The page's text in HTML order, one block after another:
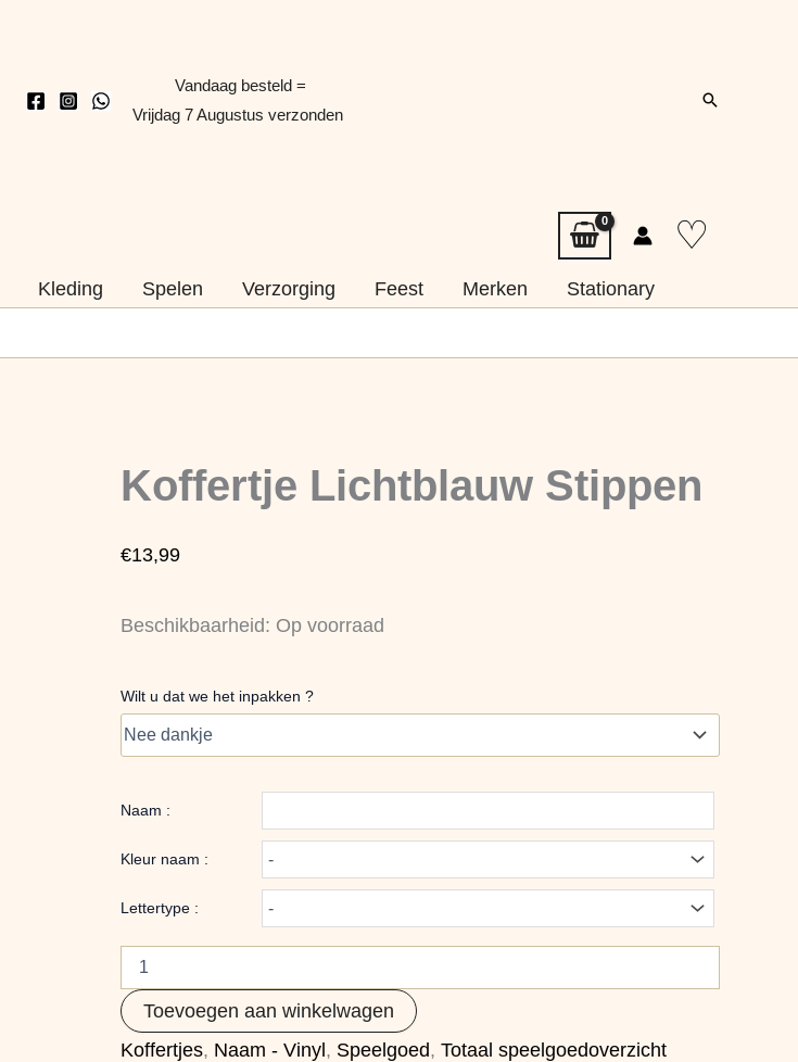
Vandaag besteld =
Vrijdag 7 Augustus verzonden
Zoeken
♡
Kleding Spelen Verzorging Feest Merken
Stationary
Koffertje Lichtblauw Stippen
€13,99
Beschikbaarheid: Op voorraad
Wilt u dat we het inpakken ?
Naam :
Kleur naam :
Lettertype :
Stippen
aantal
Toevoegen aan winkelwagen
Koffertjes, Naam - Vinyl , Speelgoed, Totaal speelgoedoverzicht